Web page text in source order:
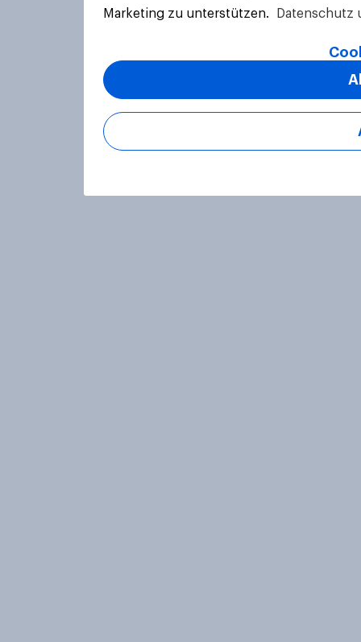
Marketing zu unterstützen.
Datenschutz